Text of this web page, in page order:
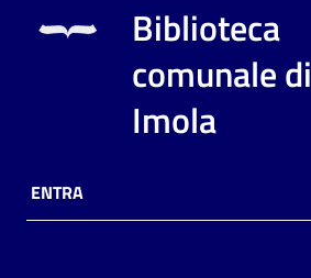
Risorse
online
Biblioteca
comunale di
Imola
ENTRA